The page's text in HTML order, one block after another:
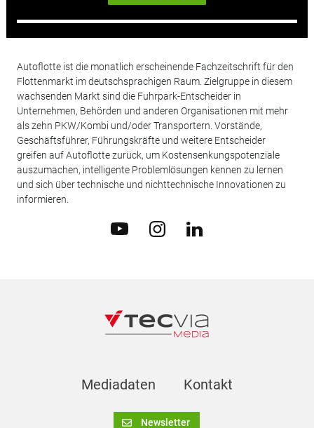
Autoflotte ist die monatlich erscheinende Fachzeitschrift für den
Flottenmarkt im deutschsprachigen Raum. Zielgruppe in diesem
wachsenden Markt sind die Fuhrpark-Entscheider in
Unternehmen, Behörden und anderen Organisationen mit mehr
als zehn PKW/Kombi und/oder Transportern. Vorstände,
Geschäftsführer, Führungskräfte und weitere Entscheider
greifen auf Autoflotte zurück, um Kostensenkungspotenziale
auszumachen, intelligente Problemlösungen kennen zu lernen
und sich über technische und nichttechnische Innovationen zu
informieren.
Mediadaten Kontakt
Newsletter